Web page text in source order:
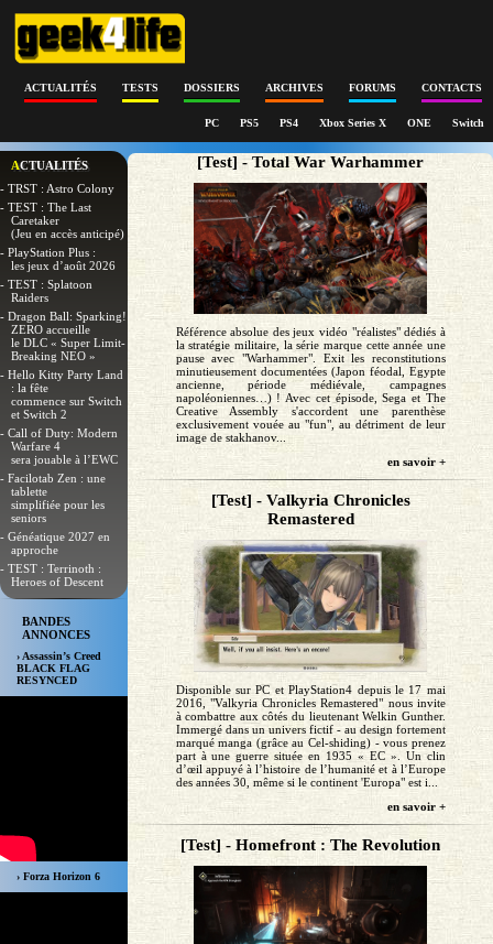
ACTUALITÉS TESTS DOSSIERS ARCHIVES FORUMS CONTACTS
PC PS5 PS4 Xbox Series X ONE Switch
ACTUALITÉS
- TRST : Astro Colony
- TEST : The Last
Caretaker
(Jeu en accès anticipé)
- PlayStation Plus :
les jeux d’août 2026
- TEST : Splatoon
Raiders
- Dragon Ball: Sparking!
ZERO accueille
le DLC « Super Limit-
Breaking NEO »
- Hello Kitty Party Land
: la fête
commence sur Switch
et Switch 2
- Call of Duty: Modern
Warfare 4
sera jouable à l’EWC
- Facilotab Zen : une
tablette
simplifiée pour les
seniors
- Généatique 2027 en
approche
- TEST : Terrinoth :
Heroes of Descent
BANDES
ANNONCES
› Assassin’s Creed
BLACK FLAG
RESYNCED
› Forza Horizon 6
[Test] - Total War Warhammer
Référence absolue des jeux vidéo "réalistes" dédiés à
la stratégie militaire, la série marque cette année une
pause avec "Warhammer". Exit les reconstitutions
minutieusement documentées (Japon féodal, Egypte
ancienne, période médiévale, campagnes
napoléoniennes…) ! Avec cet épisode, Sega et The
Creative Assembly s'accordent une parenthèse
exclusivement vouée au "fun", au détriment de leur
image de stakhanov...
en savoir +
[Test] - Valkyria Chronicles
Remastered
Disponible sur PC et PlayStation4 depuis le 17 mai
2016, "Valkyria Chronicles Remastered" nous invite
à combattre aux côtés du lieutenant Welkin Gunther.
Immergé dans un univers fictif - au design fortement
marqué manga (grâce au Cel-shiding) - vous prenez
part à une guerre située en 1935 « EC ». Un clin
d’œil appuyé à l’histoire de l’humanité et à l’Europe
des années 30, même si le continent 'Europa" est i...
en savoir +
[Test] - Homefront : The Revolution